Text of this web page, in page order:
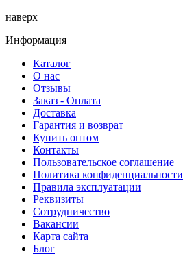
наверх
Информация
Каталог
О нас
Отзывы
Заказ - Оплата
Доставка
Гарантия и возврат
Купить оптом
Контакты
Пользовательское соглашение
Политика конфиденциальности
Правила эксплуатации
Реквизиты
Сотрудничество
Вакансии
Карта сайта
Блог